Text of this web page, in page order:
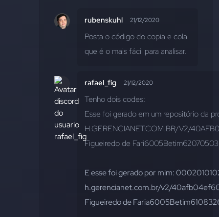
rubenskuhl 21/12/2020
Posta o código do copia e cola
que é o mais fácil para analisar.
rafael_fig 21/12/2020
Tenho dois codes:
Esse foi gerado em um repositório da
H.GERENCIANET.COM.BR/V2/
Figueiredo de Fari6005Betim62070503
E esse foi gerado por mim:
h.gerencianet.com.br/v2/
Figueiredo de